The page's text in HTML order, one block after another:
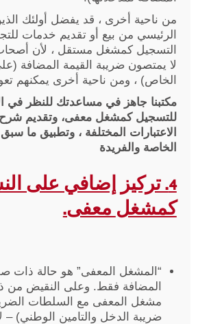
من ناحية أخرى ، قد يفضل أولئك
الرئيسي من بيع أو تقديم خدمات
التسجيل كمشغل مستقل ، لأن
لا يمتصون ضريبة القيمة
الخاص) ، ومن ناحية أخرى يمكنهم
مكتبنا جاهز في مساعدتك للنظر في
للتسجيل كمشغل معفى، وتقديم
الاعتبارات المختلفة ، وتطبيق ما
الخاصة والفريدة
4. تركيز إضافي على
كمشغل معفى.
“المشغل المعفى” هو حالة ذات
المضافة فقط. وعلى النقيض من
مشغل المعفى مع السلطات
ضريبة الدخل والتامين الوطني) –